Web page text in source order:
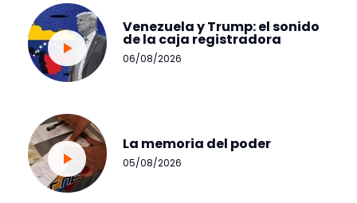
Venezuela y Trump: el sonido
de la caja registradora
06/08/2026
La memoria del poder
05/08/2026